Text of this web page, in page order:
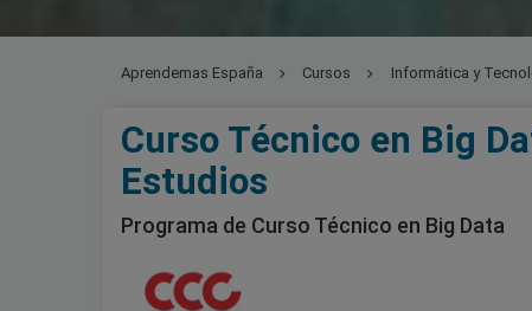
Aprendemas España Cursos Informática y
Curso Técnico en Big
Estudios
Programa de Curso Técnico en Big Data